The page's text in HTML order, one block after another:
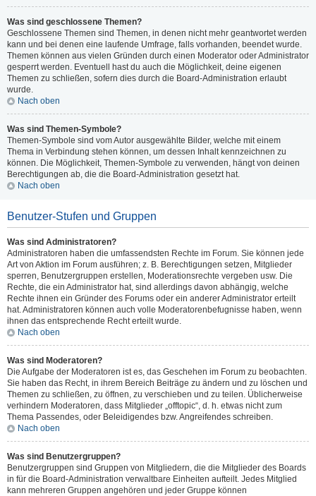
Was sind geschlossene Themen?
Geschlossene Themen sind Themen, in denen nicht mehr geantwortet werden
kann und bei denen eine laufende Umfrage, falls vorhanden, beendet wurde.
Themen können aus vielen Gründen durch einen Moderator oder Administrator
gesperrt werden. Eventuell hast du auch die Möglichkeit, deine eigenen
Themen zu schließen, sofern dies durch die Board-Administration erlaubt
wurde.
Nach oben
Was sind Themen-Symbole?
Themen-Symbole sind vom Autor ausgewählte Bilder, welche mit einem
Thema in Verbindung stehen können, um dessen Inhalt kennzeichnen zu
können. Die Möglichkeit, Themen-Symbole zu verwenden, hängt von deinen
Berechtigungen ab, die die Board-Administration gesetzt hat.
Nach oben
Benutzer-Stufen und Gruppen
Was sind Administratoren?
Administratoren haben die umfassendsten Rechte im Forum. Sie können jede
Art von Aktion im Forum ausführen; z. B. Berechtigungen setzen, Mitglieder
sperren, Benutzergruppen erstellen, Moderationsrechte vergeben usw. Die
Rechte, die ein Administrator hat, sind allerdings davon abhängig, welche
Rechte ihnen ein Gründer des Forums oder ein anderer Administrator erteilt
hat. Administratoren können auch volle Moderatorenbefugnisse haben, wenn
ihnen das entsprechende Recht erteilt wurde.
Nach oben
Was sind Moderatoren?
Die Aufgabe der Moderatoren ist es, das Geschehen im Forum zu beobachten.
Sie haben das Recht, in ihrem Bereich Beiträge zu ändern und zu löschen und
Themen zu schließen, zu öffnen, zu verschieben und zu teilen. Üblicherweise
verhindern Moderatoren, dass Mitglieder „offtopic“, d. h. etwas nicht zum
Thema Passendes, oder Beleidigendes bzw. Angreifendes schreiben.
Nach oben
Was sind Benutzergruppen?
Benutzergruppen sind Gruppen von Mitgliedern, die die Mitglieder des Boards
in für die Board-Administration verwaltbare Einheiten aufteilt. Jedes Mitglied
kann mehreren Gruppen angehören und jeder Gruppe können